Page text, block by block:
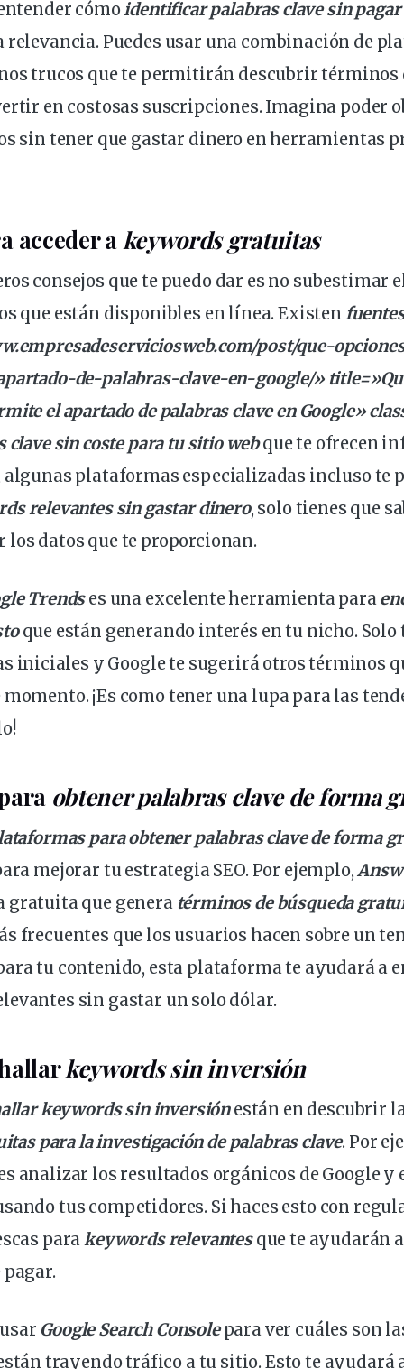
cómoidentificar palabras clave sin pagar
Puedes usar una combinación de
trucos que te permitirán descubrir términos
en costosas suscripciones. Imagina poder
sin tener que gastar dinero en herramientas
acceder a keywords gratuitas
consejos que te puedo dar es no subestimar
que están disponibles en línea. Existen
post/que-
de-palabras-clave-en-google/»
el apartado de palabras clave en Google»
clave sin coste para tu sitio webque te ofrecen
algunas plataformas especializadas incluso te
relevantessin gastar dinero, solo tienes que
los datos que te proporcionan.
Trendses una excelente herramienta para
que están generando interés en tu nicho. Solo
iniciales y Google te sugerirá otros términos
momento. ¡Es como tener una lupa para las
obtener palabras clave de forma
para obtener palabras clave de forma
mejorar tu estrategia SEO. Por ejemplo,
gratuita que genera términos de búsqueda
frecuentes que los usuarios hacen sobre un
tu contenido, esta plataforma te ayudará a
sin gastar un solo dólar.
keywords sin inversión
keywords sin inversiónestán en descubrir
para lainvestigaciónde palabras clave. Por
analizar los resultados orgánicos de Google y
tus competidores. Si haces esto con
parakeywords relevantesque te ayudarán
Google Search Consolepara ver cuáles son
trayendo tráfico a tu sitio. Esto te